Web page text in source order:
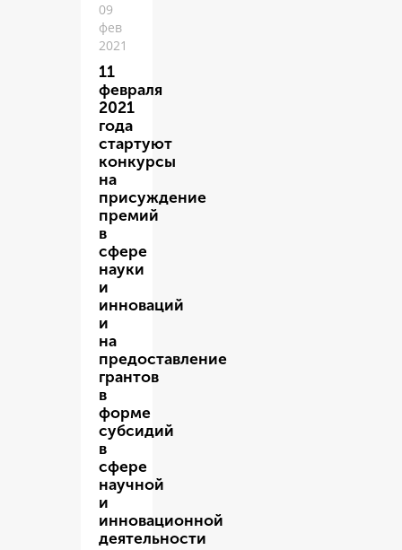
09
фев
2021
11
февраля
2021
года
стартуют
конкурсы
на
присуждение
премий
в
сфере
науки
и
инноваций
и
на
предоставление
грантов
в
форме
субсидий
в
сфере
научной
и
инновационной
деятельности